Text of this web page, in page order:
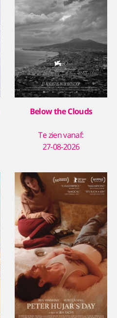
Below the Clouds
Te zien vanaf:
27-08-2026